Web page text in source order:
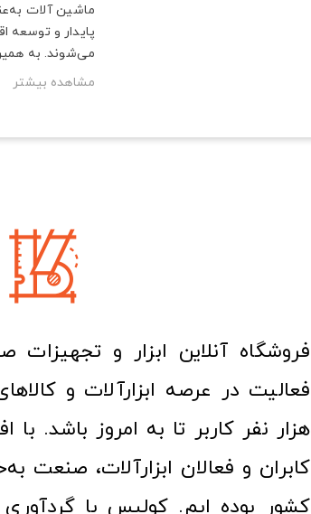
ماشین آلات
پایدار و توسعه
می‌شوند. به
مشاهده بیشتر
هزار نفر کاربر تا به امروز باشد.
کابران و فعالان ابزارآلات،
کشور بوده ایم. کولیس با